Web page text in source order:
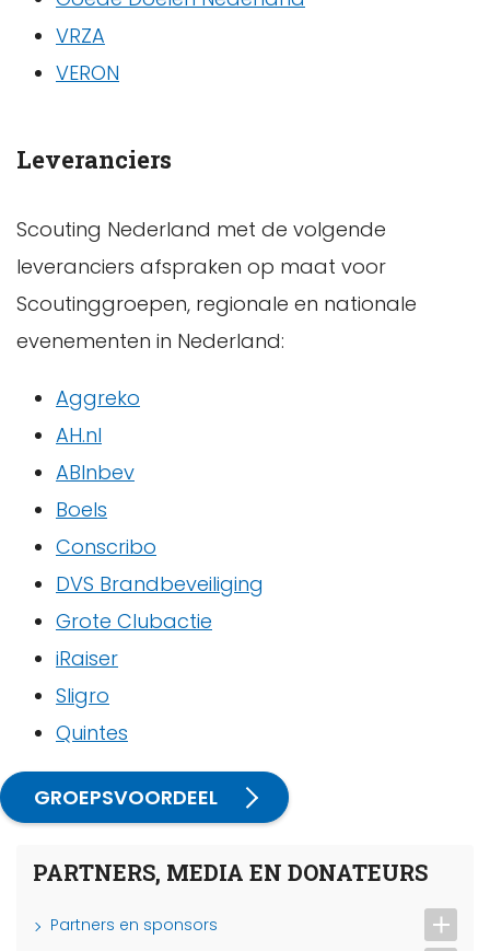
VRZA
VERON
Leveranciers
Scouting Nederland met de volgende
leveranciers afspraken op maat voor
Scoutinggroepen, regionale en nationale
evenementen in Nederland:
Aggreko
AH.nl
ABInbev
Boels
Conscribo
DVS Brandbeveiliging
Grote Clubactie
iRaiser
Sligro
Quintes
GROEPSVOORDEEL
PARTNERS, MEDIA EN DONATEURS
Partners en sponsors